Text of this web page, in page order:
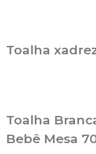
Toalha
Toalha
Bebê Mesa